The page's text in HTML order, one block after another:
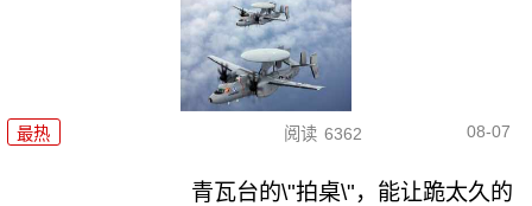
最热 阅读 6362 08-07
青瓦台的\"拍桌\"，能让跪太久的